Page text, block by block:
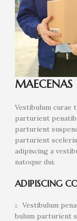
MAECENAS
Vestibulum curae
parturient
parturient
parturient
adipiscing a
natoque dui.
ADIPISCING
Vestibulum
bulum parturient